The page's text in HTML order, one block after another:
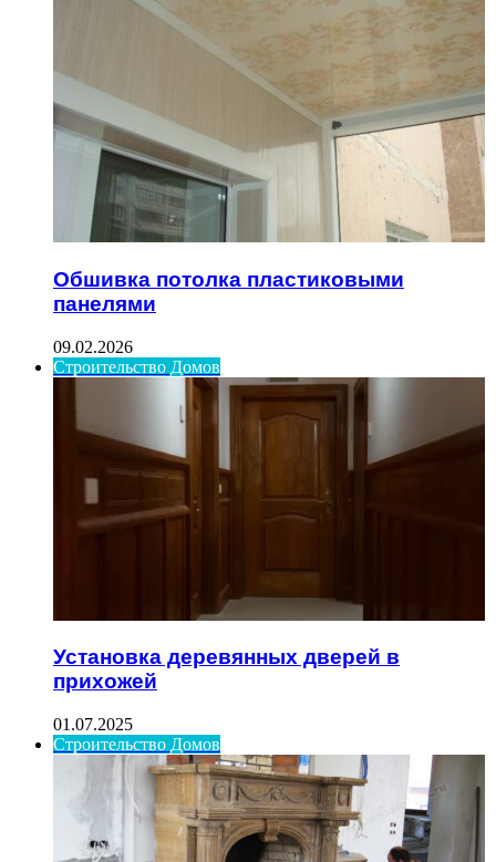
Обшивка потолка пластиковыми
панелями
09.02.2026
Строительство Домов
Установка деревянных дверей в
прихожей
01.07.2025
Строительство Домов